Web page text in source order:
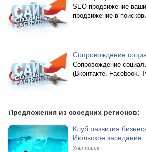
SEO-продвижение
продвижение в
Сопровождение
Сопровождение
(Вконтакте, Facebook,
Предложения из соседних регионов:
Клуб развития
Июльское заседание.
Ульяновск